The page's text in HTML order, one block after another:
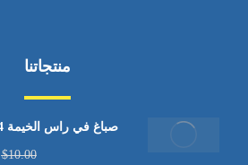
منتجاتنا
صباغ في راس الخيمة 24 ساعة :0567441753
$10.00